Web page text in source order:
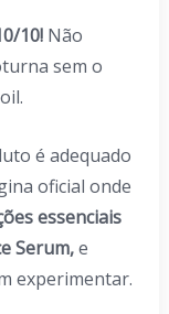
10!Não
sem o
é adequado
oficial onde
essenciais
Serum,e
experimentar.